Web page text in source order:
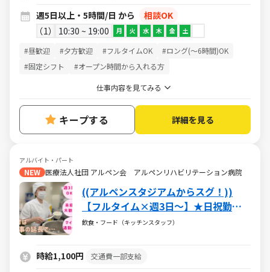
週5日以上・5時間/日 から
相談OK
1
10:30 ~ 19:00 月 火 水 木 金 土
#昼歓迎 #夕方歓迎 #フルタイムOK
#ロング(～6時間)OK
#固定シフト
#オープン時間から入れる方
仕事内容を見てみる
キープする 詳細を見る
アルバイト・パート
NEW 医療法人社団 アルペン会 アルペンリハビリテーション病院
((アルペンスタジアムからスグ！))
【フルタイム×週3日～】★日祝勤務
は時給+125円★「温めて」「盛る」シ
資格不問！病院内のキッチンスタッフ
☆
飲食・フード（キッチンスタッフ）
時給1,100円 交通費一部支給